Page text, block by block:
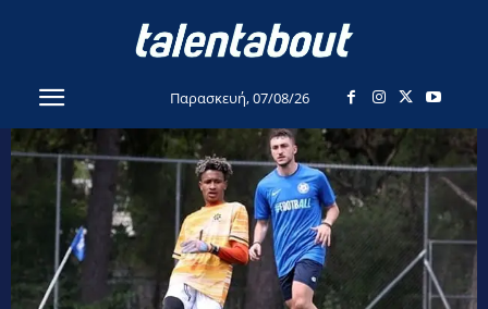
Παρασκευή, 07/08/26